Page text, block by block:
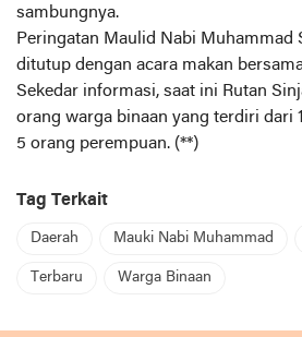
sambungnya.
Peringatan Maulid Nabi Muhammad
ditutup dengan acara makan
Sekedar informasi, saat ini Rutan
orang warga binaan yang terdiri dari
5 orang perempuan. (**)
Tag Terkait
Daerah Mauki Nabi Muhammad
Terbaru Warga Binaan